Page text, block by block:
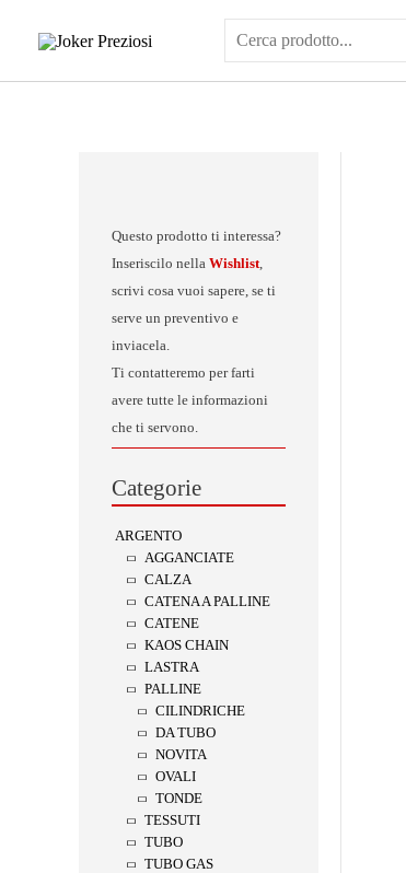
Questo prodotto ti interessa?
Inseriscilo nella Wishlist,
scrivi cosa vuoi sapere, se ti
serve un preventivo e
inviacela.
Ti contatteremo per farti
avere tutte le informazioni
che ti servono.
Categorie
ARGENTO
AGGANCIATE
CALZA
CATENA A PALLINE
CATENE
KAOS CHAIN
LASTRA
PALLINE
CILINDRICHE
DA TUBO
NOVITA
OVALI
TONDE
TESSUTI
TUBO
TUBO GAS